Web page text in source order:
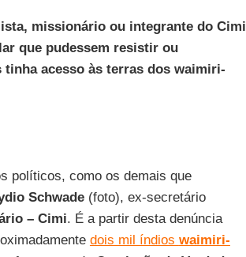
missionário ou integrante do Cimi
que pudessem resistir ou
acesso às terras dos waimiri-
políticos, como os demais que
Schwade (foto), ex-secretário
– Cimi. É a partir desta denúncia
dois mil índios waimiri-